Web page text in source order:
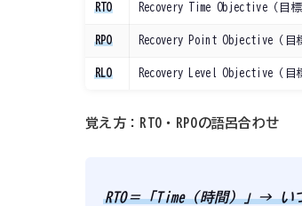
RTO Recovery Time Objective（目
RPO Recovery Point Objective（目
RLO Recovery Level Objective（目
覚え方：RTO・RPOの語呂合わせ
RTO＝「Time（時間）」→ い